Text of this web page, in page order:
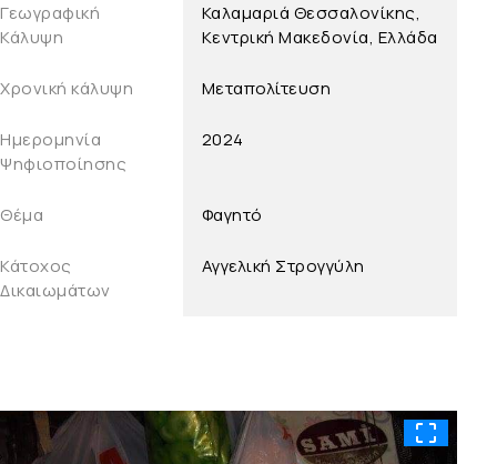
Γεωγραφική
Κάλυψη
Καλαμαριά Θεσσαλονίκης,
Κεντρική Μακεδονία, Ελλάδα
Χρονική κάλυψη Μεταπολίτευση
Ημερομηνία
Ψηφιοποίησης
2024
Θέμα Φαγητό
Κάτοχος
Δικαιωμάτων
Αγγελική Στρογγύλη